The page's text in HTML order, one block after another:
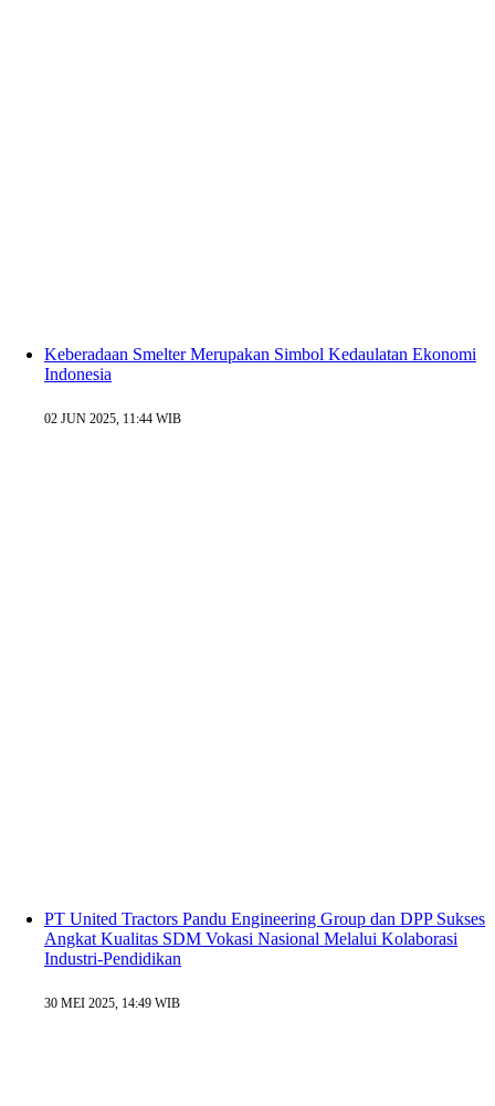
Keberadaan Smelter Merupakan Simbol Kedaulatan Ekonomi
Indonesia
02 JUN 2025, 11:44 WIB
PT United Tractors Pandu Engineering Group dan DPP Sukses
Angkat Kualitas SDM Vokasi Nasional Melalui Kolaborasi
Industri-Pendidikan
30 MEI 2025, 14:49 WIB